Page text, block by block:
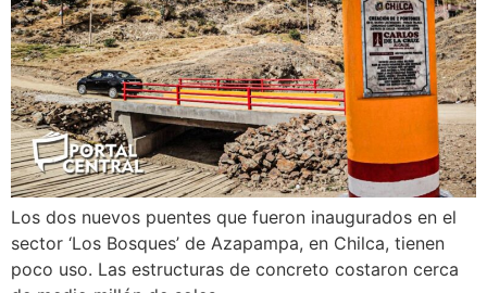
Los dos nuevos puentes que fueron inaugurados en el
sector ‘Los Bosques’ de Azapampa, en Chilca, tienen
poco uso. Las estructuras de concreto costaron cerca